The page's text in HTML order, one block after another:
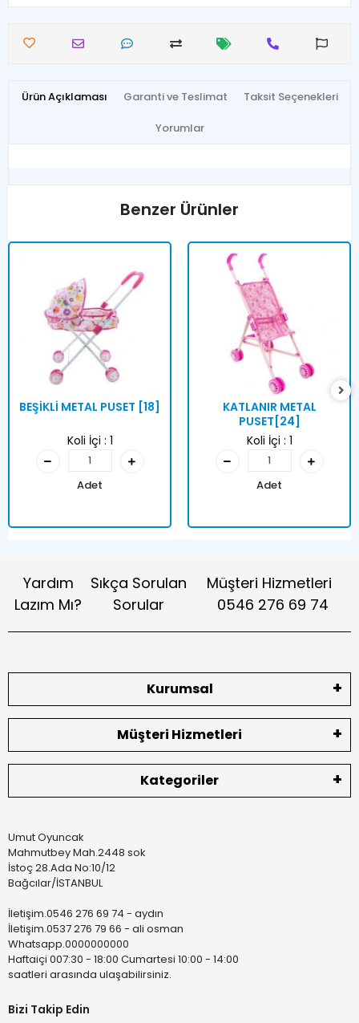
Ürün Açıklaması Garanti ve Teslimat Taksit Seçenekleri
Yorumlar
Benzer Ürünler
BEŞİKLİ METAL PUSET [18]
Koli İçi : 1
Adet
KATLANIR METAL
PUSET[24]
Koli İçi : 1
Adet
Yardım
Lazım Mı?
Sıkça Sorulan
Sorular
Müşteri Hizmetleri
0546 276 69 74
Kurumsal
Müşteri Hizmetleri
Kategoriler
Umut Oyuncak
Mahmutbey Mah.2448 sok
İstoç 28.Ada No:10/12
Bağcılar/İSTANBUL
İletişim.0546 276 69 74 - aydın
İletişim.0537 276 79 66 - ali osman
Whatsapp.0000000000
Haftaiçi 007:30 - 18:00 Cumartesi 10:00 - 14:00
saatleri arasında ulaşabilirsiniz.
Bizi Takip Edin